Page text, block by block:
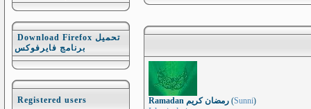
Download Firefox تحميل
برنامج فايرفوكس
Registered users Ramadan رمضان كريم (Sunni)